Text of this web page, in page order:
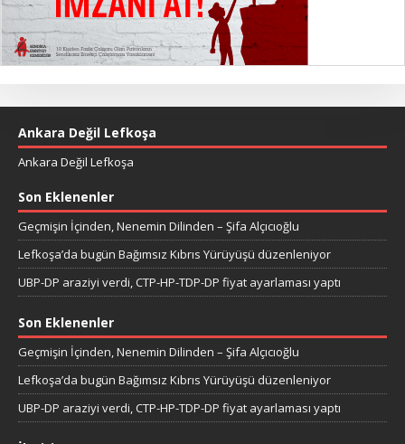
Ankara Değil Lefkoşa
Ankara Değil Lefkoşa
Son Eklenenler
Geçmişin İçinden, Nenemin Dilinden – Şifa Alçıcıoğlu
Lefkoşa’da bugün Bağımsız Kıbrıs Yürüyüşü düzenleniyor
UBP-DP araziyi verdi, CTP-HP-TDP-DP fiyat ayarlaması yaptı
Son Eklenenler
Geçmişin İçinden, Nenemin Dilinden – Şifa Alçıcıoğlu
Lefkoşa’da bugün Bağımsız Kıbrıs Yürüyüşü düzenleniyor
UBP-DP araziyi verdi, CTP-HP-TDP-DP fiyat ayarlaması yaptı